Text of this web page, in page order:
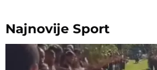
NajnovijeSport